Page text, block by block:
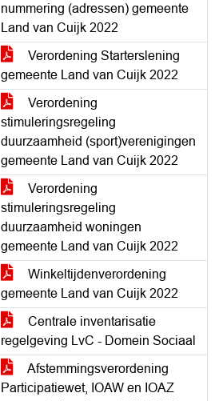
nummering (adressen) gemeente
Land van Cuijk 2022
Verordening Starterslening
gemeente Land van Cuijk 2022
Verordening
stimuleringsregeling
duurzaamheid (sport)verenigingen
gemeente Land van Cuijk 2022
Verordening
stimuleringsregeling
duurzaamheid woningen
gemeente Land van Cuijk 2022
Winkeltijdenverordening
gemeente Land van Cuijk 2022
Centrale inventarisatie
regelgeving LvC - Domein Sociaal
Afstemmingsverordening
Participatiewet, IOAW en IOAZ